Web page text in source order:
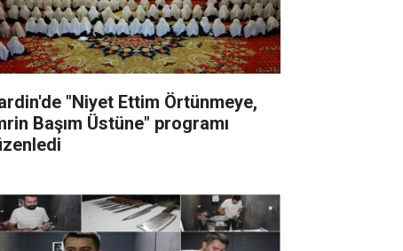
"Niyet Ettim Örtünmeye,
Başım Üstüne" programı